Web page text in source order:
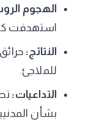
الهجوم
استهدفت
النتائج:
للملاجئ.
التداعيات:
بشأن